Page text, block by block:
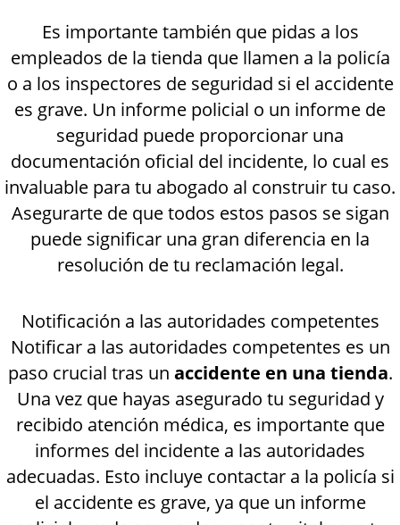
Es importante también que pidas a los
empleados de la tienda que llamen a la policía
o a los inspectores de seguridad si el accidente
es grave. Un informe policial o un informe de
seguridad puede proporcionar una
documentación oficial del incidente, lo cual es
invaluable para tu abogado al construir tu caso.
Asegurarte de que todos estos pasos se sigan
puede significar una gran diferencia en la
resolución de tu reclamación legal.
Notificación a las autoridades competentes
Notificar a las autoridades competentes es un
paso crucial tras un accidente en una tienda.
Una vez que hayas asegurado tu seguridad y
recibido atención médica, es importante que
informes del incidente a las autoridades
adecuadas. Esto incluye contactar a la policía si
el accidente es grave, ya que un informe